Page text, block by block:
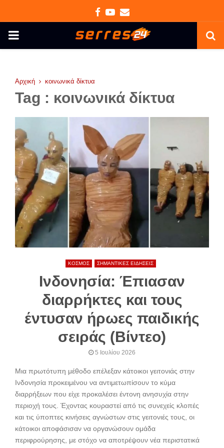
Facebook
Youtube
Email
PRIMARY
Αρχική κοινωνικά δίκτυα
Tag : κοινωνικά δίκτυα
ΚΟΣΜΟΣ ΣΗΜΑΝΤΙΚΕΣ ΕΙΔΗΣΕΙΣ
Ινδονησία: Έπιασαν
διαρρήκτες και τους
έντυσαν ήρωες παιδικής
σειράς (Βίντεο)
5 Ιουλίου 2026
Μια πρωτότυπη μέθοδο επέλεξαν κάτοικοι γειτονιάς στην
Ινδονησία προκειμένου να αντιμετωπίσουν το κύμα
διαρρήξεων που είχε προκαλέσει έντονη ανησυχία στην
περιοχή τους. Έχοντας κουραστεί από τις συνεχείς κλοπές
και τις ύποπτες κινήσεις αγνώστων στις γειτονιές τους, οι
κάτοικοι αποφάσισαν να οργανώσουν ομάδα
περιφρούρησης, με στόχο να αποτρέψουν νέα περιστατικά